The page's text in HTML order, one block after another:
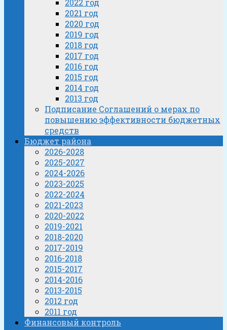
2022 год
2021 год
2020 год
2019 год
2018 год
2017 год
2016 год
2015 год
2014 год
2013 год
Подписание Соглашений о мерах по
повышению эффективности бюджетных
средств
Бюджет района
2026-2028
2025-2027
2024-2026
2023-2025
2022-2024
2021-2023
2020-2022
2019-2021
2018-2020
2017-2019
2016-2018
2015-2017
2014-2016
2013-2015
2012 год
2011 год
Финансовый контроль